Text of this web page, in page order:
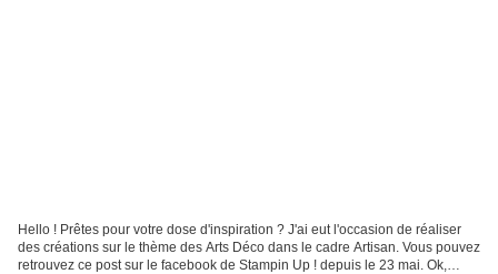
Hello ! Prêtes pour votre dose d'inspiration ? J'ai eut l'occasion de réaliser
des créations sur le thème des Arts Déco dans le cadre Artisan. Vous pouvez
retrouvez ce post sur le facebook de Stampin Up ! depuis le 23 mai. Ok,